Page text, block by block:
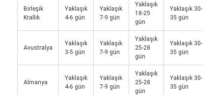
Birleşik
Krallık
Yaklaşık
4-6 gün
Yaklaşık
7-9 gün
Yaklaşık
18-25
gün
Yaklaşık 30-
35 gün
Avustralya
Yaklaşık
3-5 gün
Yaklaşık
7-9 gün
Yaklaşık
25-28
gün
Yaklaşık 30-
35 gün
Almanya
Yaklaşık
4-6 gün
Yaklaşık
7-9 gün
Yaklaşık
25-28
gün
Yaklaşık 30-
35 gün